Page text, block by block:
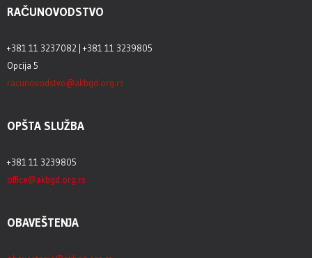
RAČUNOVODSTVO
+381 11 3237082 | +381 11 3239805
Opcija 5
racunovodstvo@akbgd.org.rs
OPŠTA SLUŽBA
+381 11 3239805
office@akbgd.org.rs
OBAVEŠTENJA